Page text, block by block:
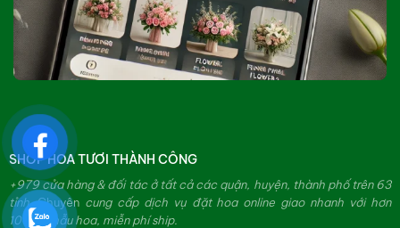
SHOP HOA TƯƠI THÀNH CÔNG
+979 cửa hàng & đối tác ở tất cả các quận, huyện, thành phố trên 63
tỉnh.Chuyêncung cấp dịch vụ đặt hoa online giao nhanh với hơn
10000 mẫu hoa, miễn phí ship.